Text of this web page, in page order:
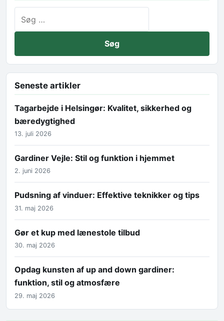
Seneste artikler
Tagarbejde i Helsingør: Kvalitet, sikkerhed og
bæredygtighed
13. juli 2026
Gardiner Vejle: Stil og funktion i hjemmet
2. juni 2026
Pudsning af vinduer: Effektive teknikker og tips
31. maj 2026
Gør et kup med lænestole tilbud
30. maj 2026
Opdag kunsten af up and down gardiner:
funktion, stil og atmosfære
29. maj 2026